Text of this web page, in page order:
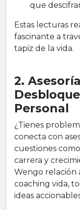
que
Estas lecturas
fascinante a
tapiz de la vida.
2.
Personal
¿Tienes
conecta con
cuestiones
carrera y
Wengo relación
coaching vida,
ideas